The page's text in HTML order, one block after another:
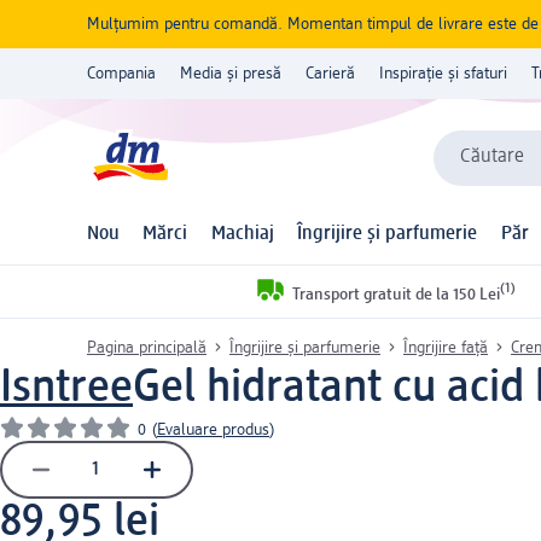
Mulțumim pentru comandă. Momentan timpul de livrare este
Compania Media și presă Carieră Inspirație și sfaturi
Căutare
Nou Mărci Machiaj Îngrijire și parfumerie Păr
Transport gratuit de la 150 Lei(1)
Pagina principală Îngrijire și parfumerie Îngrijire față
IsntreeGel hidratant cu
0 (Evaluare produs)
89,95 lei